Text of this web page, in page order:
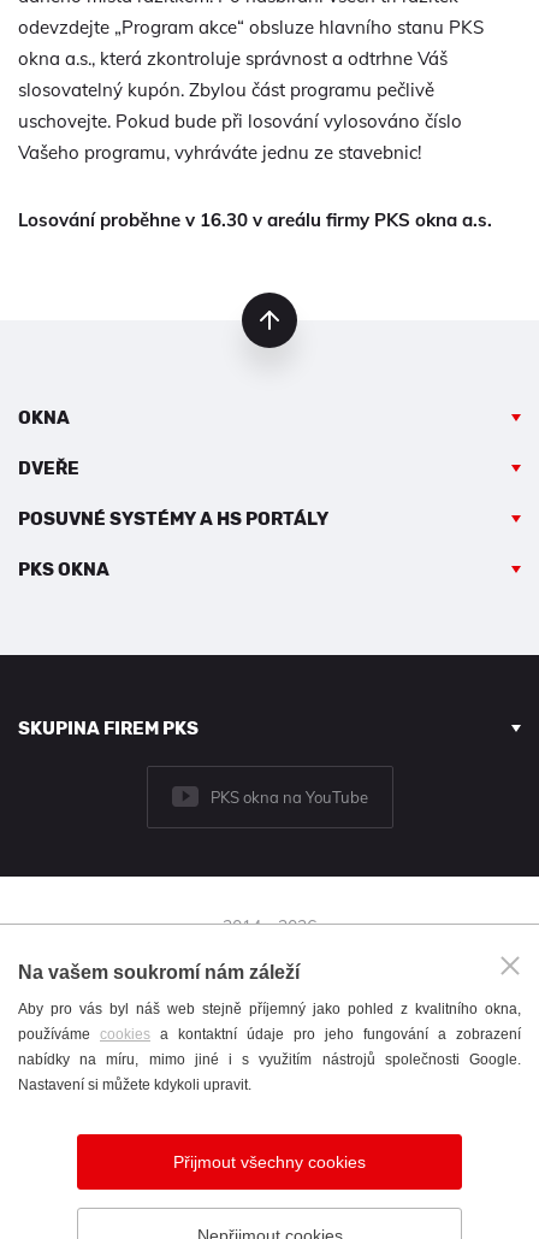
odevzdejte „Program akce“ obsluze hlavního stanu PKS
okna a.s., která zkontroluje správnost a odtrhne Váš
slosovatelný kupón. Zbylou část programu pečlivě
uschovejte. Pokud bude při losování vylosováno číslo
Vašeho programu, vyhráváte jednu ze stavebnic!
Losování proběhne v 16.30 v areálu firmy PKS okna a.s.
OKNA
DVEŘE
POSUVNÉ SYSTÉMY A HS PORTÁLY
PKS OKNA
SKUPINA FIREM PKS
PKS okna na YouTube
2014 - 2026
Brněnská 126/38,
591 01 Žďár nad Sázavou
+420 566 697 301
okna@pks.cz
Vytvořil webProgress
Na vašem soukromí nám záleží
Aby pro vás byl náš web stejně příjemný jako pohled z kvalitního okna,
používáme cookies a kontaktní údaje pro jeho fungování a zobrazení
nabídky na míru, mimo jiné i s využitím nástrojů společnosti Google.
Nastavení si můžete kdykoli upravit.
Přijmout všechny cookies